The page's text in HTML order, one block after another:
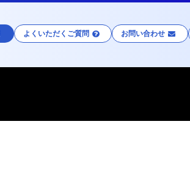
よくいただくご質問 お問い合わせ